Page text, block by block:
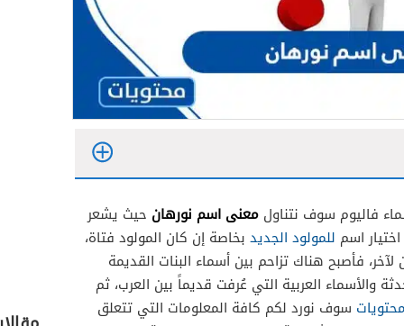
فاليوم سوف نتناول معنى اسم نورهان حيث يشعر
اسم للمولود الجديد بخاصة إن كان المولود فتاة،
فأصبح هناك تزاحم بين أسماء البنات القديمة
والأسماء العربية التي عُرفت قديماً بين العرب، ثم
سوف نورد لكم كافة المعلومات التي تتعلق